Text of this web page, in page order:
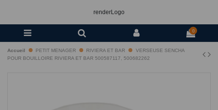
renderLogo
0
Accueil PETIT MENAGER RIVIERA ET BAR
VERSEUSE SENCHA
POUR BOUILLOIRE RIVIERA ET BAR 500587117, 500682262